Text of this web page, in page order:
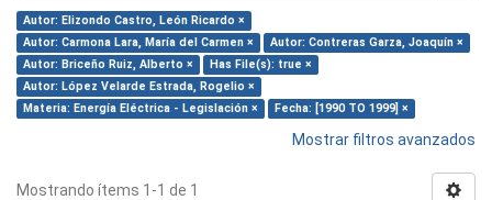
Autor: Elizondo Castro, León Ricardo ×
Autor: Carmona Lara, María del Carmen ×
Autor: Contreras Garza, Joaquín ×
Autor: Briceño Ruiz, Alberto ×
Has File(s): true ×
Autor: López Velarde Estrada, Rogelio ×
Materia: Energía Eléctrica - Legislación ×
Fecha: [1990 TO 1999] ×
Mostrar filtros avanzados
Mostrando ítems 1-1 de 1